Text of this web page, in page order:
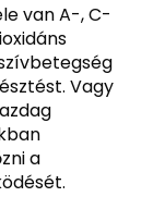
van A-, C-
Vagy
a